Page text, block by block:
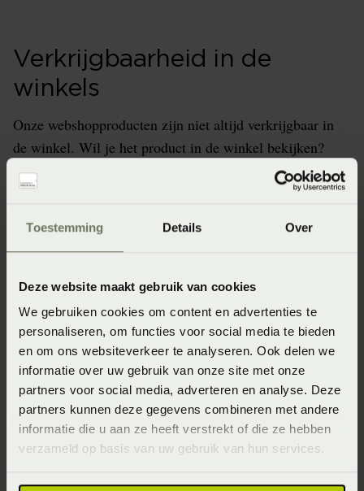
Toestemming Details Over
Deze website maakt gebruik van cookies
We gebruiken cookies om content en advertenties te
personaliseren, om functies voor social media te bieden
en om ons websiteverkeer te analyseren. Ook delen we
informatie over uw gebruik van onze site met onze
partners voor social media, adverteren en analyse. Deze
partners kunnen deze gegevens combineren met andere
informatie die u aan ze heeft verstrekt of die ze hebben
verzameld op basis van uw gebruik van hun services.
Verkrijgbaarheid in de
winkels
Onze webshopproducten zijn niet altijd verkrijgbaar in
de winkel. Wil je het product in de winkel bekijken?
Informeer dan eerst naar de beschikbaarheid.
Specificaties
Artikelnummer
8715944620598
Materiaal
100% katoen renforcé (Katoen)
Afmeting
60x70 (60 x 70 cm)